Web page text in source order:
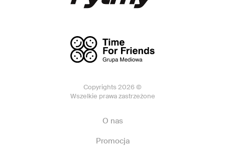
Copyrights 2026 ©
Wszelkie prawa zastrzeżone
O nas
Promocja